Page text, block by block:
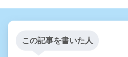
この記事を書いた人